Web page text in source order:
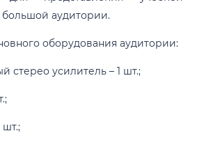
аудитории.
оборудования аудитории:
стерео усилитель – 1 шт.;
шт.;